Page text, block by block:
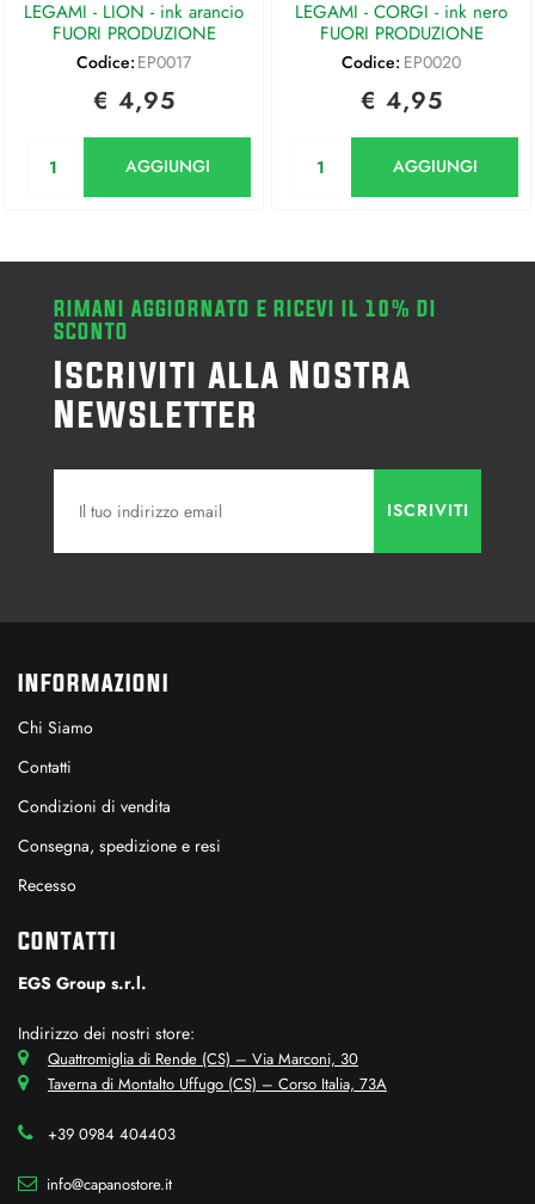
LEGAMI - LION - ink arancio
FUORI PRODUZIONE
Codice: EP0017
€ 4,95
AGGIUNGI
LEGAMI - CORGI - ink nero
FUORI PRODUZIONE
Codice: EP0020
€ 4,95
AGGIUNGI
RIMANI AGGIORNATO E RICEVI IL 10% DI
SCONTO
Iscriviti alla Nostra
Newsletter
INFORMAZIONI
Chi Siamo
Contatti
Condizioni di vendita
Consegna, spedizione e resi
Recesso
CONTATTI
EGS Group s.r.l.
Indirizzo dei nostri store:
Quattromiglia di Rende (CS) – Via Marconi, 30
Taverna di Montalto Uffugo (CS) – Corso Italia, 73A
+39 0984 404403
info@capanostore.it